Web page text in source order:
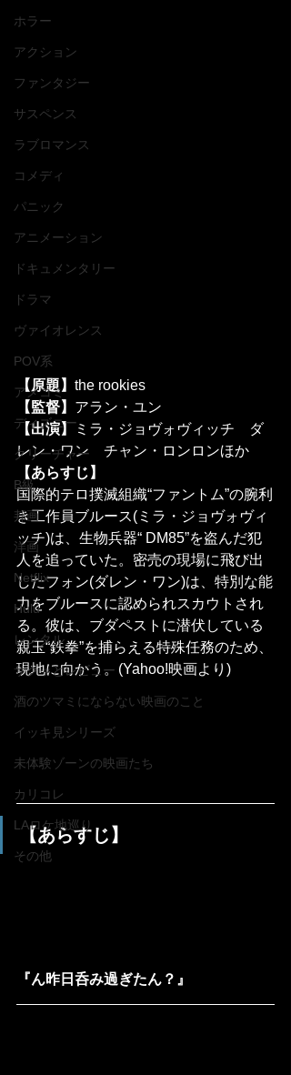
ホラー
アクション
ファンタジー
サスペンス
ラブロマンス
コメディ
パニック
アニメーション
ドキュメンタリー
ドラマ
ヴァイオレンス
POV系
アメコミ
ディズニー
クリーチャー
B級
邦画
洋画
Netflix
Hulu
レンタル
サクッとレビュー
酒のツマミにならない映画のこと
イッキ見シリーズ
未体験ゾーンの映画たち
カリコレ
LAロケ地巡り
その他
【原題】 the rookies
【監督】 アラン・ユン
【出演】
ミラ・ジョヴォヴィッチ　ダ
レン・ワン　チャン・ロンロンほか
【あらすじ】
国際的テロ撲滅組織“ファントム”の腕利
き工作員ブルース(ミラ・ジョヴォヴィ
ッチ)は、生物兵器“ DM85”を盗んだ犯
人を追っていた。密売の現場に飛び出
したフォン(ダレン・ワン)は、特別な能
力をブルースに認められスカウトされ
る。彼は、ブダペストに潜伏している
親玉“鉄拳”を捕らえる特殊任務のため、
現地に向かう。(Yahoo!映画より)
【あらすじ】
『ん昨日呑み過ぎたん？』